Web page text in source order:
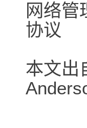
网络管
协议
本文出